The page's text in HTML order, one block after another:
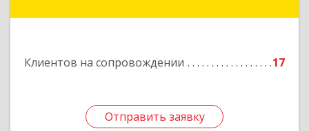
Клиентов на сопровождении 17
Отправить заявку
Подробнее
Отправить заявку